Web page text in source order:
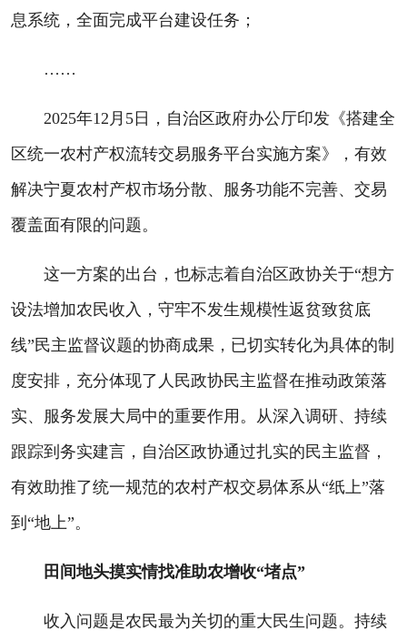
息系统，全面完成平台建设任务；
……
2025年12月5日，自治区政府办公厅印发《搭建全
区统一农村产权流转交易服务平台实施方案》，有效
解决宁夏农村产权市场分散、服务功能不完善、交易
覆盖面有限的问题。
这一方案的出台，也标志着自治区政协关于“想方
设法增加农民收入，守牢不发生规模性返贫致贫底
线”民主监督议题的协商成果，已切实转化为具体的制
度安排，充分体现了人民政协民主监督在推动政策落
实、服务发展大局中的重要作用。从深入调研、持续
跟踪到务实建言，自治区政协通过扎实的民主监督，
有效助推了统一规范的农村产权交易体系从“纸上”落
到“地上”。
田间地头摸实情找准助农增收“堵点”
收入问题是农民最为关切的重大民生问题。持续